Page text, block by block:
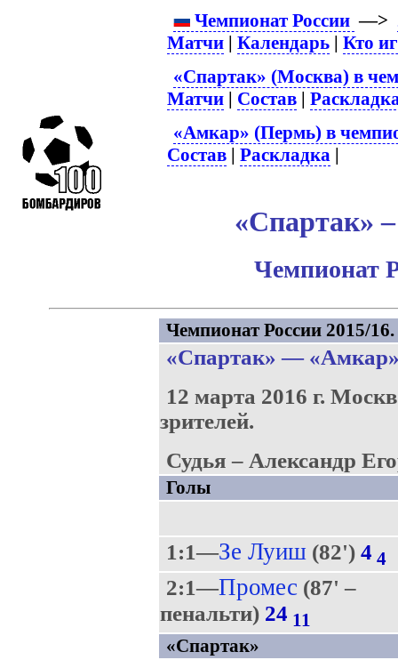
Чемпионат России —>
Матчи |Календарь |Кто
«Спартак» (Москва) в
Матчи | Состав |
«Амкар» (Пермь) в
Состав |Раскладка |
«Спартак»
Чемпионат
Чемпионат России 2015/
«Спартак» —
12 марта 2016 г.
зрителей.
Судья – Александр
Голы
1:1—Зе Луиш (82') 4 4
2:1—Промес(87' –
пенальти) 24 11
«Спартак»